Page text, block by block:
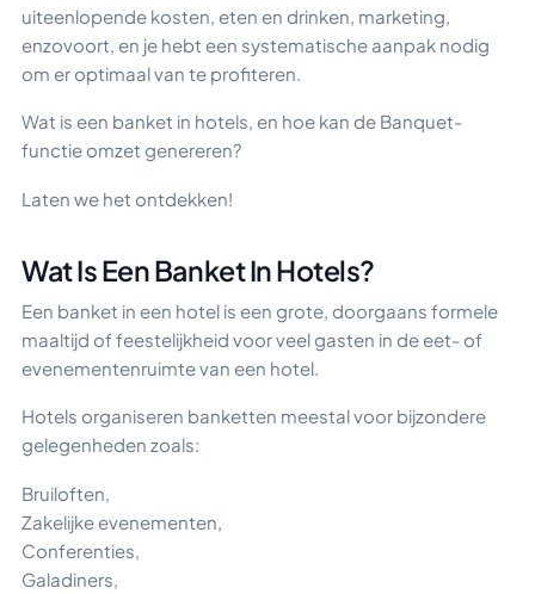
uiteenlopende kosten, eten en drinken, marketing,
enzovoort, en je hebt een systematische aanpak nodig
om er optimaal van te profiteren.
Wat is een banket in hotels, en hoe kan de Banquet-
functie omzet genereren?
Laten we het ontdekken!
Wat Is Een Banket In Hotels?
Een banket in een hotel is een grote, doorgaans formele
maaltijd of feestelijkheid voor veel gasten in de eet- of
evenementenruimte van een hotel.
Hotels organiseren banketten meestal voor bijzondere
gelegenheden zoals:
Bruiloften,
Zakelijke evenementen,
Conferenties,
Galadiners,